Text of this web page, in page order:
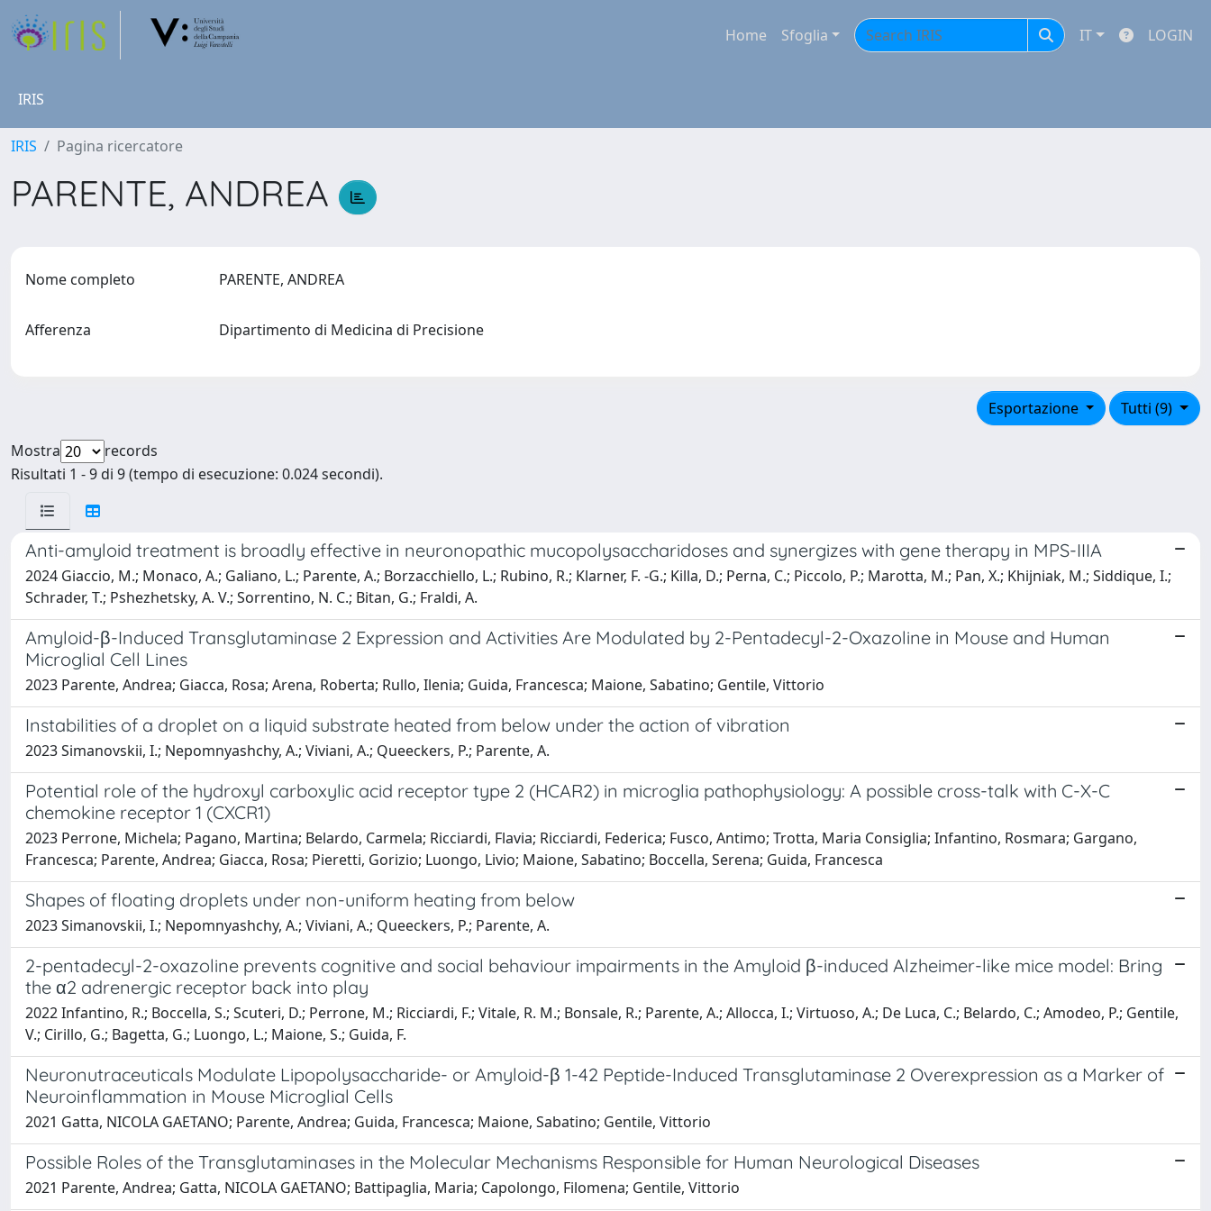
Home Sfoglia IT LOGIN
IRIS
IRIS Pagina ricercatore
PARENTE, ANDREA
Nome completo PARENTE, ANDREA
Afferenza Dipartimento di Medicina di Precisione
Tutti (9)
Esportazione
Mostra
records
Risultati 1 - 9 di 9 (tempo di esecuzione: 0.024 secondi).
Anti-amyloid treatment is broadly effective in neuronopathic mucopolysaccharidoses and synergizes with gene therapy in MPS-IIIA
2024 Giaccio, M.; Monaco, A.; Galiano, L.; Parente, A.; Borzacchiello, L.; Rubino, R.; Klarner, F. -G.; Killa, D.; Perna, C.; Piccolo, P.; Marotta, M.; Pan, X.; Khijniak, M.; Siddique, I.;
Schrader, T.; Pshezhetsky, A. V.; Sorrentino, N. C.; Bitan, G.; Fraldi, A.
Amyloid-β-Induced Transglutaminase 2 Expression and Activities Are Modulated by 2-Pentadecyl-2-Oxazoline in Mouse and Human
Microglial Cell Lines
2023 Parente, Andrea; Giacca, Rosa; Arena, Roberta; Rullo, Ilenia; Guida, Francesca; Maione, Sabatino; Gentile, Vittorio
Instabilities of a droplet on a liquid substrate heated from below under the action of vibration
2023 Simanovskii, I.; Nepomnyashchy, A.; Viviani, A.; Queeckers, P.; Parente, A.
Potential role of the hydroxyl carboxylic acid receptor type 2 (HCAR2) in microglia pathophysiology: A possible cross-talk with C-X-C
chemokine receptor 1 (CXCR1)
2023 Perrone, Michela; Pagano, Martina; Belardo, Carmela; Ricciardi, Flavia; Ricciardi, Federica; Fusco, Antimo; Trotta, Maria Consiglia; Infantino, Rosmara; Gargano,
Francesca; Parente, Andrea; Giacca, Rosa; Pieretti, Gorizio; Luongo, Livio; Maione, Sabatino; Boccella, Serena; Guida, Francesca
Shapes of floating droplets under non-uniform heating from below
2023 Simanovskii, I.; Nepomnyashchy, A.; Viviani, A.; Queeckers, P.; Parente, A.
2-pentadecyl-2-oxazoline prevents cognitive and social behaviour impairments in the Amyloid β-induced Alzheimer-like mice model: Bring
the α2 adrenergic receptor back into play
2022 Infantino, R.; Boccella, S.; Scuteri, D.; Perrone, M.; Ricciardi, F.; Vitale, R. M.; Bonsale, R.; Parente, A.; Allocca, I.; Virtuoso, A.; De Luca, C.; Belardo, C.; Amodeo, P.; Gentile,
V.; Cirillo, G.; Bagetta, G.; Luongo, L.; Maione, S.; Guida, F.
Neuronutraceuticals Modulate Lipopolysaccharide- or Amyloid-β 1-42 Peptide-Induced Transglutaminase 2 Overexpression as a Marker of
Neuroinflammation in Mouse Microglial Cells
2021 Gatta, NICOLA GAETANO; Parente, Andrea; Guida, Francesca; Maione, Sabatino; Gentile, Vittorio
Possible Roles of the Transglutaminases in the Molecular Mechanisms Responsible for Human Neurological Diseases
2021 Parente, Andrea; Gatta, NICOLA GAETANO; Battipaglia, Maria; Capolongo, Filomena; Gentile, Vittorio